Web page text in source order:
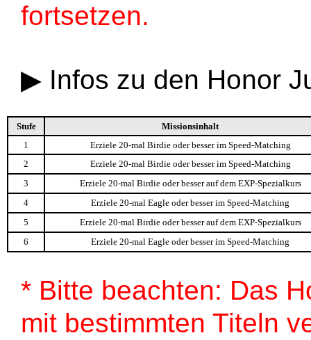
fortsetzen.
▶ Infos zu den Honor
Stufe
Missionsinhalt
1
Erziele 20-mal Birdie oder besser im Speed-Matching
2
Erziele 20-mal Birdie oder besser im Speed-Matching
3
Erziele 20-mal Birdie oder besser auf dem EXP-Spezialkurs
4
Erziele 20-mal Eagle oder besser im Speed-Matching
5
Erziele 20-mal Birdie oder besser auf dem EXP-Spezialkurs
6
Erziele 20-mal Eagle oder besser im Speed-Matching
* Bitte beachten: Das
mit bestimmten Titeln